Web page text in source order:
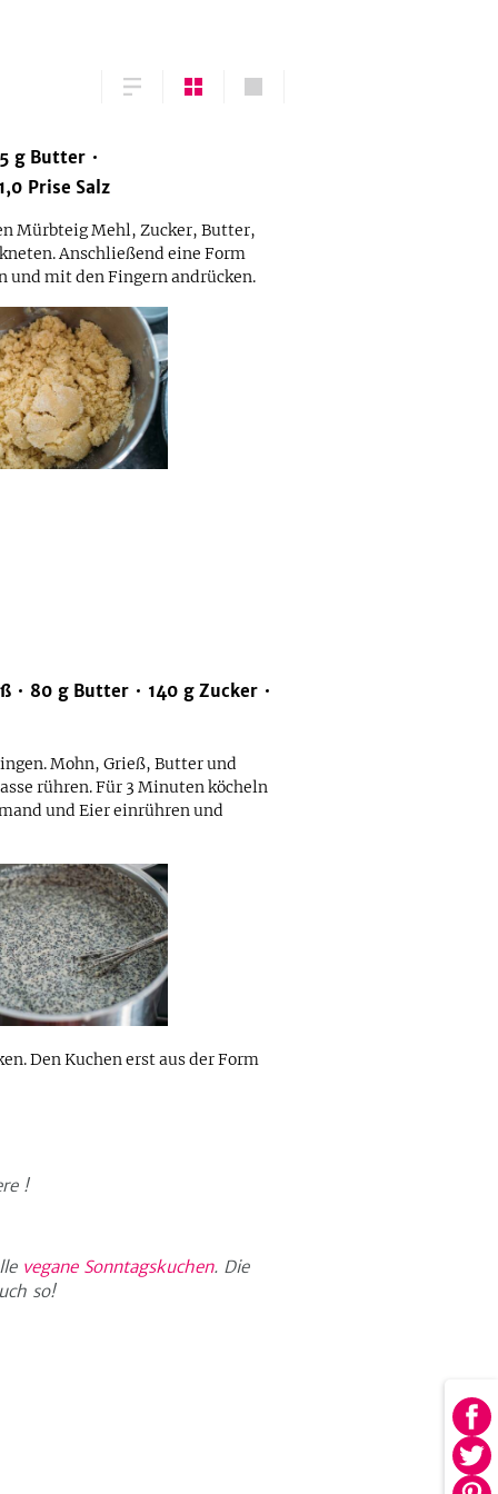
g Butter
1,0 Prise Salz
Mürbteig Mehl, Zucker, Butter,
Anschließend eine Form
mit den Fingern andrücken.
80 g Butter 140 g Zucker
Mohn, Grieß, Butter und
rühren. Für 3 Minuten köcheln
und Eier einrühren und
Den Kuchen erst aus der Form
!
vegane Sonntagskuchen. Die
so!